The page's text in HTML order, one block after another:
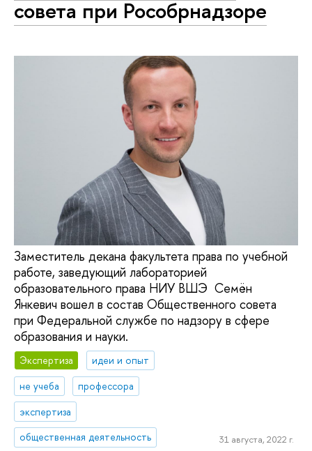
совета при Рособрнадзоре
Заместитель декана факультета права по учебной
работе, заведующий лабораторией
образовательного права НИУ ВШЭ Семён
Янкевич вошел в состав Общественного совета
при Федеральной службе по надзору в сфере
образования и науки.
Экспертиза
идеи и опыт
не учеба
профессора
экспертиза
общественная деятельность
31 августа, 2022 г.